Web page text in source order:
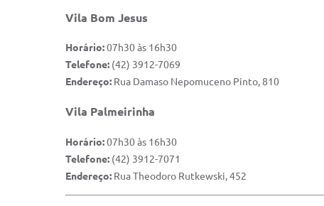
Vila Bom Jesus
Horário:07h30 às 16h30
Telefone: (42) 3912-7069
Endereço: Rua Damaso Nepomuceno Pinto, 810
Vila Palmeirinha
Horário:07h30 às 16h30
Telefone: (42) 3912-7071
Endereço: Rua Theodoro Rutkewski, 452